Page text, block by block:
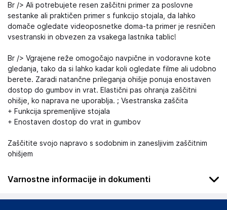
Br /> Ali potrebujete resen zaščitni primer za poslovne
sestanke ali praktičen primer s funkcijo stojala, da lahko
domače ogledate videoposnetke doma-ta primer je resničen
vsestranski in obvezen za vsakega lastnika tablic!
Br /> Vgrajene reže omogočajo navpične in vodoravne kote
gledanja, tako da si lahko kadar koli ogledate filme ali udobno
berete. Zaradi natančne prileganja ohišje ponuja enostaven
dostop do gumbov in vrat. Elastični pas ohranja zaščitni
ohišje, ko naprava ne uporablja. ; Vsestranska zaščita
+ Funkcija spremenljive stojala
+ Enostaven dostop do vrat in gumbov
Zaščitite svojo napravo s sodobnim in zanesljivim zaščitnim
ohišjem
Varnostne informacije in dokumenti
.